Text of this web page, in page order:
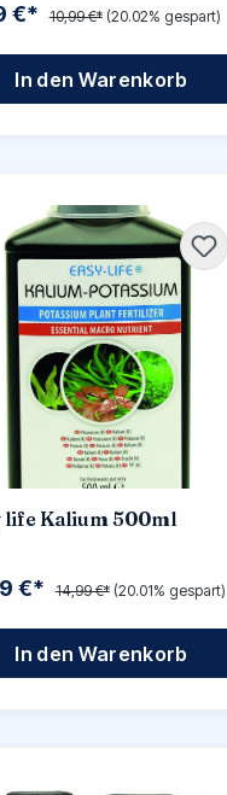
€* 10,99 €* (20.02% gespart)
In den Warenkorb
life Kalium 500ml
€* 14,99 €* (20.01% gespart)
In den Warenkorb